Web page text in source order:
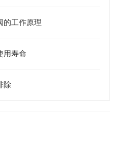
的工作原理
用寿命
除